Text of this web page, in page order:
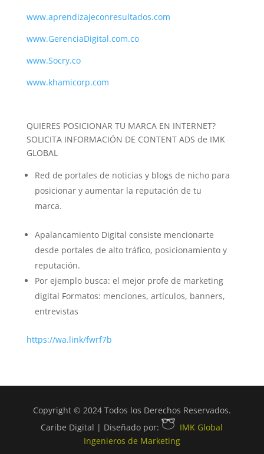
www.aprendizajeconresultados.com
www.GerenciaDigital.com.co
www.Socry.co
www.khamicorp.com
QUIERES POSICIONAR TU MARCA EN INTERNET?
SOLICITA INFORMACIÓN DE CONTENT ADS de IMK
GLOBAL
Red de portales de noticias y blogs de nicho para
posicionar y aumentar la reputación de tu
marca.
Apalancamiento Digital consiste mencionarte
desde portales de alto tráfico, posicionamiento y
reputación.
Por ejemplo busca: el mejor profe de marketing
digital Formatos: menciones, artículos, banners,
entrevistas
https://wa.link/fwrf7b
Copyright © 2024 Todos los Derechos Reservados.
Caribe Digital | Diseñado por:
IMK Global
Ingenieros de Marketing